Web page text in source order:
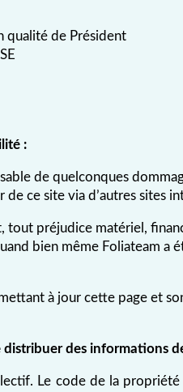
qualité de Président
:
de quelconques
de ce site via d’autres sites
préjudice matériel,
bien même Foliateam a
à jour cette page et
des informations
Le code de la